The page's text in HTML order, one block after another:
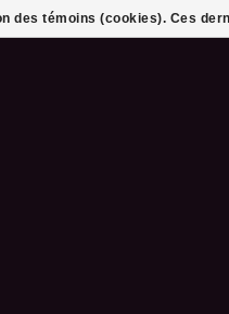
des témoins (cookies). Ces